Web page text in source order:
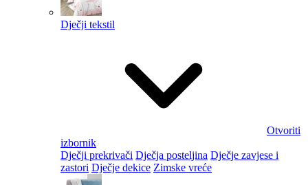
Dječji tekstil
Otvoriti
izbornik
Dječji prekrivači Dječja posteljina Dječje zavjese i
zastori Dječje dekice Zimske vreće